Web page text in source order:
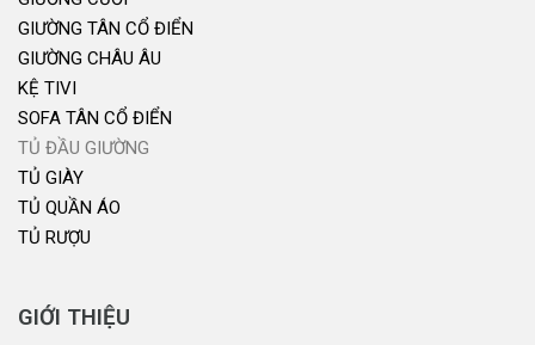
GIƯỜNG TÂN CỔ ĐIỂN
GIƯỜNG CHÂU ÂU
KỆ TIVI
SOFA TÂN CỔ ĐIỂN
TỦ ĐẦU GIƯỜNG
TỦ GIÀY
TỦ QUẦN ÁO
TỦ RƯỢU
GIỚI THIỆU